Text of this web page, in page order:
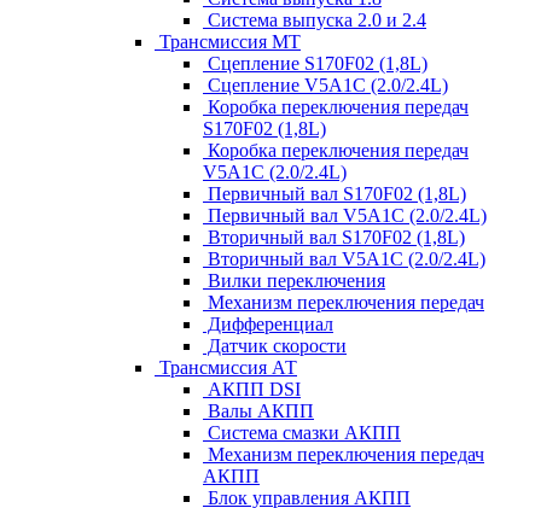
Система выпуска 2.0 и 2.4
Трансмиссия МТ
Сцепление S170F02 (1,8L)
Сцепление V5A1C (2.0/2.4L)
Коробка переключения передач
S170F02 (1,8L)
Коробка переключения передач
V5A1C (2.0/2.4L)
Первичный вал S170F02 (1,8L)
Первичный вал V5A1C (2.0/2.4L)
Вторичный вал S170F02 (1,8L)
Вторичный вал V5A1C (2.0/2.4L)
Вилки переключения
Механизм переключения передач
Дифференциал
Датчик скорости
Трансмиссия АТ
АКПП DSI
Валы АКПП
Система смазки АКПП
Механизм переключения передач
АКПП
Блок управления АКПП